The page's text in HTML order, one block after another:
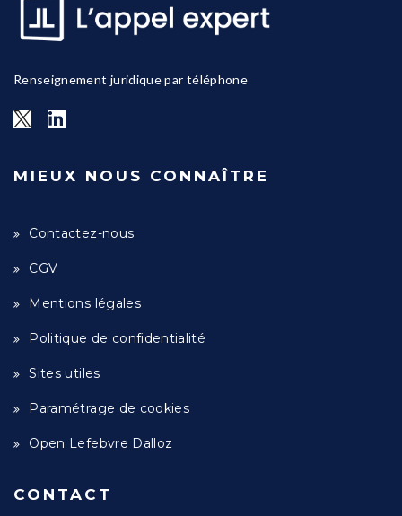
Renseignement juridique par téléphone
MIEUX NOUS CONNAÎTRE
Contactez-nous
CGV
Mentions légales
Politique de confidentialité
Sites utiles
Paramétrage de cookies
Open Lefebvre Dalloz
CONTACT